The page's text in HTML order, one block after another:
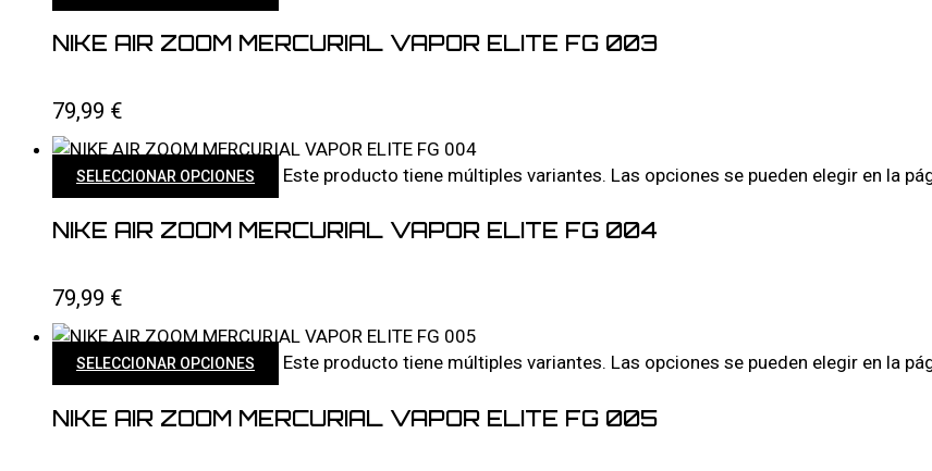
NIKE AIR ZOOM MERCURIAL VAPOR ELITE FG 003
79,99 €
SELECCIONAR OPCIONES Este producto tiene múltiples variantes. Las opciones se pueden elegir en la
NIKE AIR ZOOM MERCURIAL VAPOR ELITE FG 004
79,99 €
SELECCIONAR OPCIONES Este producto tiene múltiples variantes. Las opciones se pueden elegir en la
NIKE AIR ZOOM MERCURIAL VAPOR ELITE FG 005